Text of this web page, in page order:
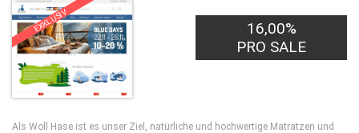
EXKLUSIV
16,00%
PRO SALE
Als Woll Hase ist es unser Ziel, natürliche und hochwertige Matratzen und